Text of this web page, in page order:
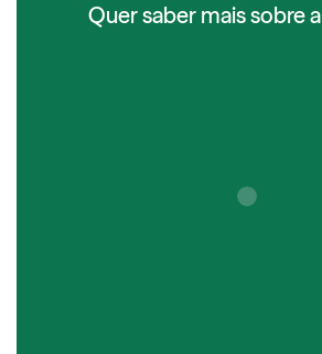
Quer saber mais sobre a